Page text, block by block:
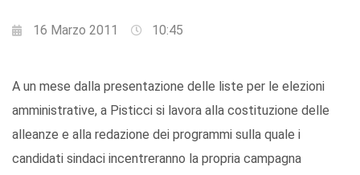
16 Marzo 2011 10:45
A un mese dalla presentazione delle liste per le elezioni
amministrative, a Pisticci si lavora alla costituzione delle
alleanze e alla redazione dei programmi sulla quale i
candidati sindaci incentreranno la propria campagna